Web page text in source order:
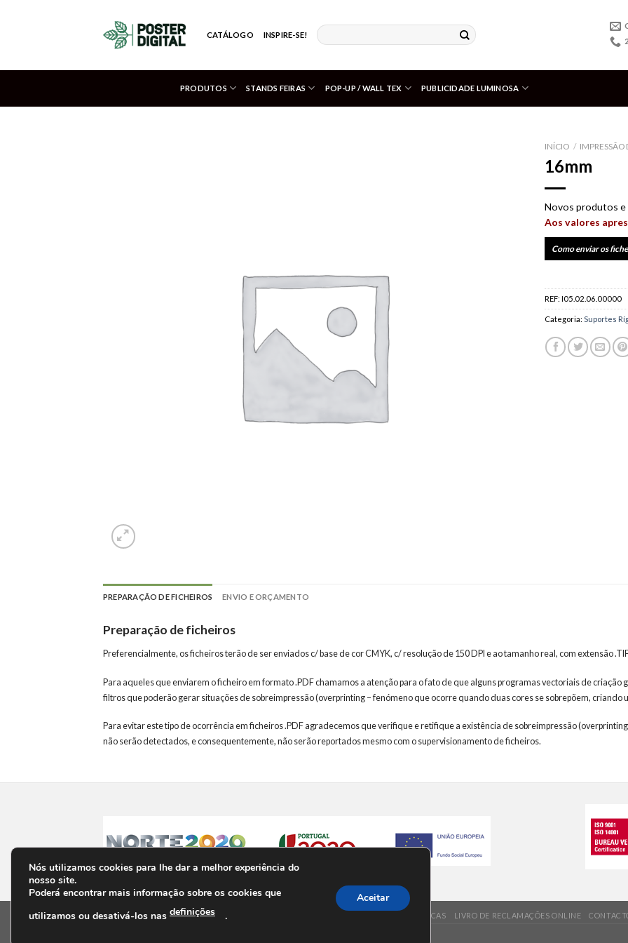
CATÁLOGO INSPIRE-SE!
PRODUTOS STANDS FEIRAS POP-UP / WALL TEX PUBLICIDADE LUMINOSA
INÍCIO / IMPRESSÃO
16mm
Novos produtos e
Aos valores
Como enviar os
REF: I05.02.06.00000
Categoria: Suportes
PREPARAÇÃO DE FICHEIROS ENVIO E ORÇAMENTO
Preparação de ficheiros
Preferencialmente, os ficheiros terão de ser enviados c/ base de cor CMYK, c/ resolução de 150 DPI e ao tamanho real, com extensão
Para aqueles que enviarem o ficheiro em formato .PDF chamamos a atenção para o fato de que alguns programas vectoriais de
filtros que poderão gerar situações de sobreimpressão (overprinting – fenómeno que ocorre quando duas cores se sobrepõem, criando
Para evitar este tipo de ocorrência em ficheiros .PDF agradecemos que verifique e retifique a existência de sobreimpressão
não serão detectados, e consequentemente, não serão reportados mesmo com o supervisionamento de ficheiros.
PRIVACIDADE TERMOS E CONDIÇÕES VALORES/ POLÍTICAS LIVRO DE RECLAMAÇÕES ONLINE
Nós utilizamos cookies para lhe dar a melhor experiência do
nosso site.
Poderá encontrar mais informação sobre os cookies que
utilizamos ou desativá-los nas definições .
Aceitar